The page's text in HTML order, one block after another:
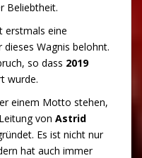
Beliebtheit.
erstmals eine
Wagnis belohnt.
so dass 2019
wurde.
einem Motto stehen,
von Astrid
Es ist nicht nur
hat auch immer